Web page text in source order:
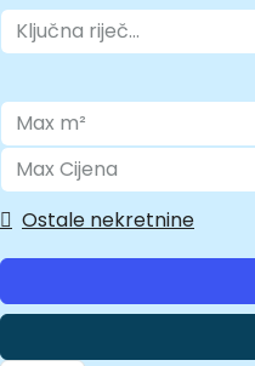
Ostale nekretnine